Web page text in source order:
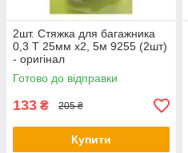
2шт. Стяжка для багажника
0,3 Т 25мм х2, 5м 9255 (2шт)
- оригінал
Готово до відправки
133 ₴ 205 ₴
Купити